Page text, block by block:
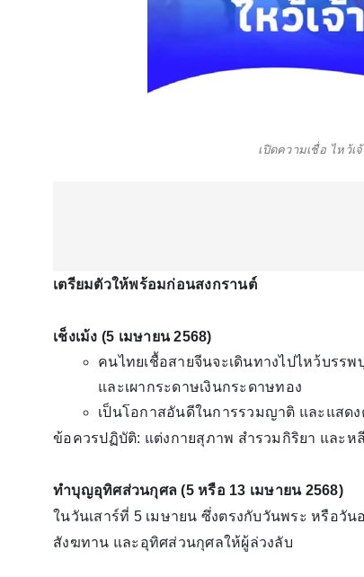
เปิดความเชื่อ ไหว้
เตรียมตัวให้พร้อมก่อนสงกรานต์
เช็งเม้ง (5 เมษายน 2568)
คนไทยเชื้อสายจีนจะเดินทางไปไหว้บรร
และเผากระดาษเงินกระดาษทอง
เป็นโอกาสอันดีในการรวมญาติ และแสด
ข้อควรปฏิบัติ: แต่งกายสุภาพ สำรวมกิริยา และห
ทำบุญอุทิศส่วนกุศล (5 หรือ 13 เมษายน 2568)
ในวันเสาร์ที่ 5 เมษายน ซึ่งตรงกับวันพระ หรือวั
สังฆทาน และอุทิศส่วนกุศลให้ผู้ล่วงลับ